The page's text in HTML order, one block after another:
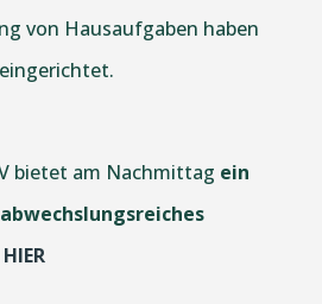
von Hausaufgaben haben
bietet am Nachmittag ein
HIER